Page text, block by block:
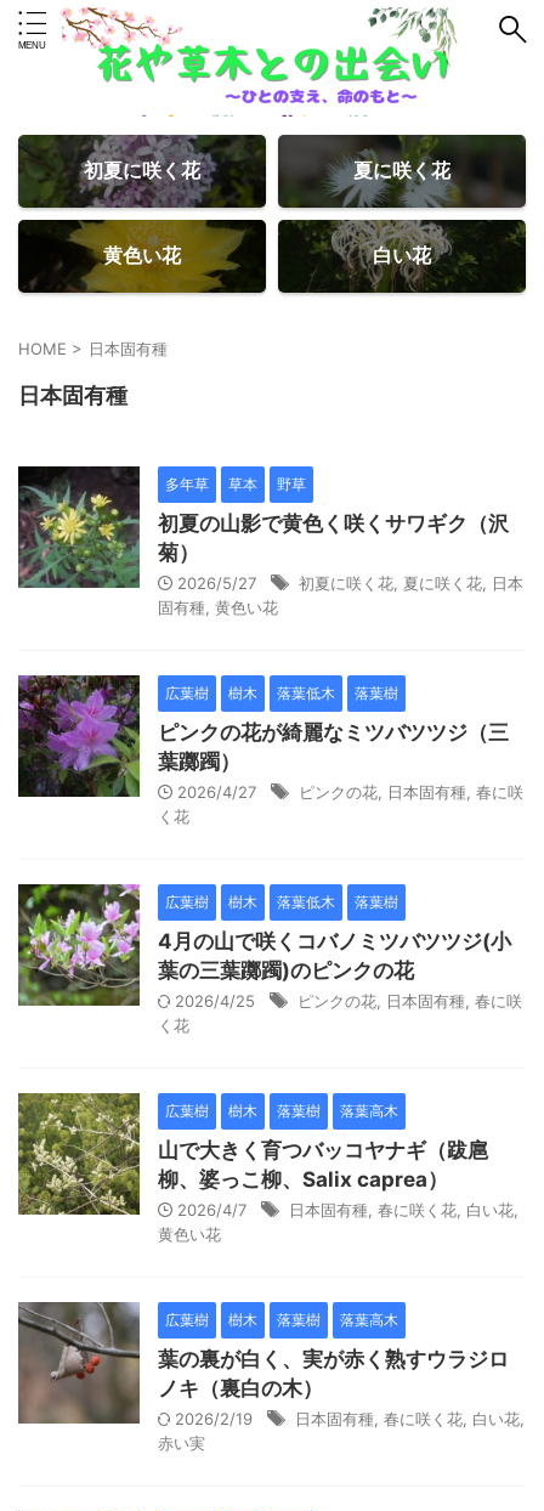
初夏に咲く花 夏に咲く花
黄色い花 白い花
HOME > 日本固有種
日本固有種
多年草 草本 野草
初夏の山影で黄色く咲くサワギク（沢
菊）
2026/5/27 初夏に咲く花 夏に咲く花
日本
固有種 黄色い花
広葉樹 樹木 落葉低木 落葉樹
ピンクの花が綺麗なミツバツツジ（三
葉躑躅）
2026/4/27 ピンクの花 日本固有種 春に咲
く花
広葉樹 樹木 落葉低木 落葉樹
4月の山で咲くコバノミツバツツジ(小
葉の三葉躑躅)のピンクの花
2026/4/25 ピンクの花 日本固有種 春に咲
く花
広葉樹 樹木 落葉樹 落葉高木
山で大きく育つバッコヤナギ（跋扈
柳、婆っこ柳、Salix caprea）
2026/4/7 日本固有種 春に咲く花 白い花
黄色い花
広葉樹 樹木 落葉樹 落葉高木
葉の裏が白く、実が赤く熟すウラジロ
ノキ（裏白の木）
2026/2/19 日本固有種 春に咲く花 白い花
赤い実